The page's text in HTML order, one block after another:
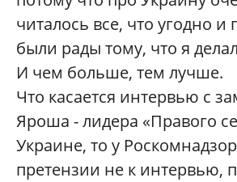
читалось все, что угодно и
были рады тому, что я
И чем больше, тем лучше.
Что касается интервью с
Яроша - лидера «Правого
Украине, то у
претензии не к интервью,